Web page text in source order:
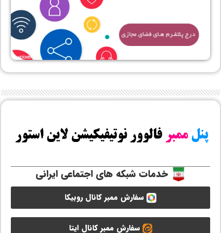
خدمات شبکه های اجتماعی ایرانی
سفارش ممبر کانال روبیکا
سفارش ممبر کانال ایتا